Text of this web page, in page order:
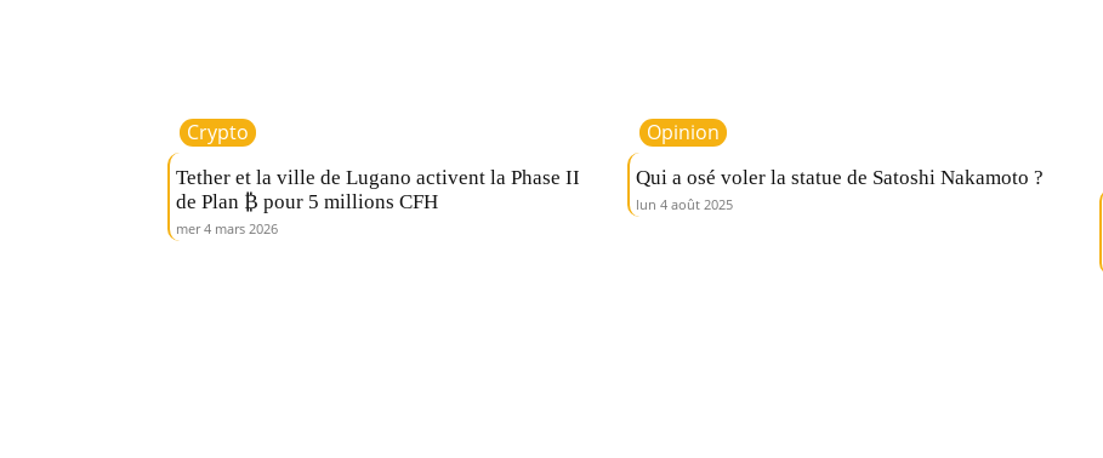
Crypto
Tether et la ville de Lugano activent la Phase II
de Plan ₿ pour 5 millions CFH
mer 4 mars 2026
Opinion
Qui a osé voler la statue de Satoshi Nakamoto ?
lun 4 août 2025